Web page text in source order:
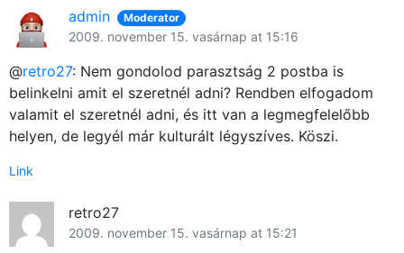
admin Moderator
2009. november 15. vasárnap at 15:16
@retro27: Nem gondolod parasztság 2 postba is
belinkelni amit el szeretnél adni? Rendben elfogadom
valamit el szeretnél adni, és itt van a legmegfelelőbb
helyen, de legyél már kulturált légyszíves. Köszi.
Link
retro27
2009. november 15. vasárnap at 15:21